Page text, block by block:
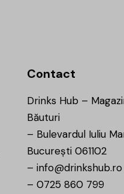
Contact
Drinks Hub –
Băuturi
– Bulevardul Iuliu
București 061102
– info@drinkshub.ro
– 0725 860 799